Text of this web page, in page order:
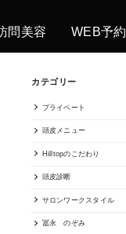
問美容 WEB予約
カテゴリー
プライベート
頭皮メニュー
Hilltopのこだわり
頭皮診断
サロンワークスタイル
冨永 のぞみ